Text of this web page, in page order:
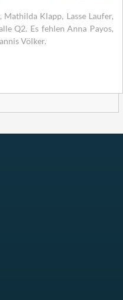
Klapp, Lasse Laufer,
Q2. Es fehlen Anna Payos,
Völker.